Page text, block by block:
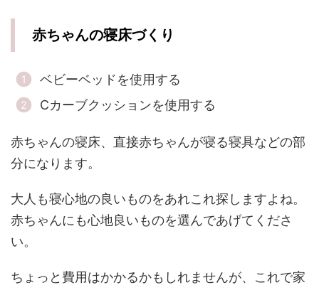
赤ちゃんの寝床づくり
ベビーベッドを使用する
Cカーブクッションを使用する
赤ちゃんの寝床、直接赤ちゃんが寝る寝具などの部
分になります。
大人も寝心地の良いものをあれこれ探しますよね。
赤ちゃんにも心地良いものを選んであげてくださ
い。
ちょっと費用はかかるかもしれませんが、これで家